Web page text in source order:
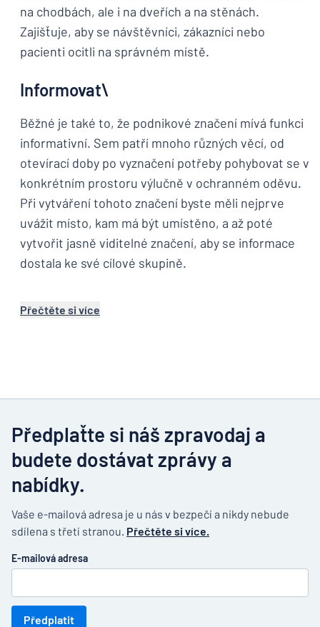
na chodbách, ale i na dveřích a na stěnách.
Zajišťuje, aby se návštěvníci, zákazníci nebo
pacienti ocitli na správném místě.
Informovat\
Běžné je také to, že podnikové značení mívá funkci
informativní. Sem patří mnoho různých věcí, od
otevírací doby po vyznačení potřeby pohybovat se v
konkrétním prostoru výlučně v ochranném oděvu.
Při vytváření tohoto značení byste měli nejprve
uvážit místo, kam má být umístěno, a až poté
vytvořit jasně viditelné značení, aby se informace
dostala ke své cílové skupině.
Přečtěte si více
Předplaťte si náš zpravodaj a
budete dostávat zprávy a
nabídky.
Vaše e-mailová adresa je u nás v bezpečí a nikdy nebude
sdílena s třetí stranou. Přečtěte si více.
E-mailová adresa
Předplatit